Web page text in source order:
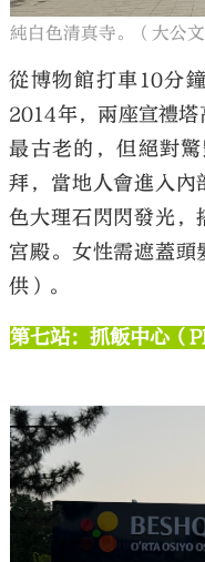
純白色清真寺。（大公
從博物館打車10分
2014年，兩座宣禮
最古老的，但絕對
拜，當地人會進入內
色大理石閃閃發光，
宮殿。女性需遮蓋頭
供）。
第七站：抓飯中心（